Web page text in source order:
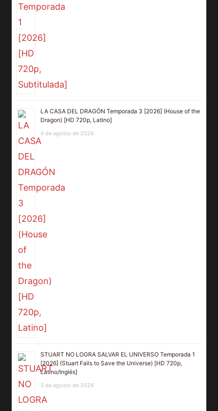
LA CASA DEL DRAGÓN Temporada 3 [2026] (House of the
Dragon) [HD 720p, Latino]
4 de agosto de 2026
STUART NO LOGRA SALVAR EL UNIVERSO Temporada 1
[2026] (Stuart Fails to Save the Universe) [HD 720p,
Latino/Inglés]
3 de agosto de 2026